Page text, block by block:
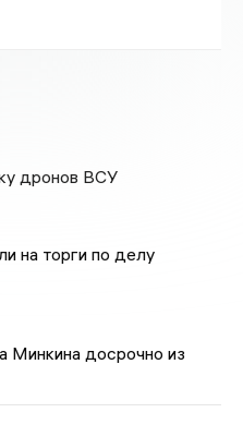
дронов ВСУ
на торги по делу
Минкина досрочно из